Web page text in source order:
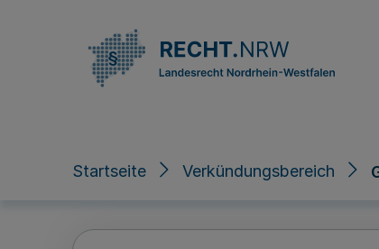
Startseite Verkündungsbereich